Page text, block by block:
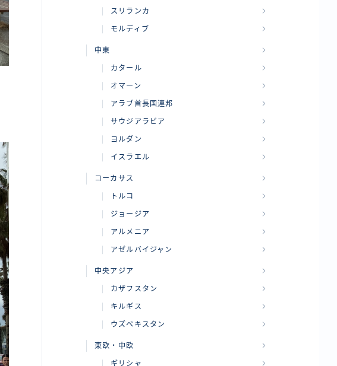
スリランカ
モルディブ
中東
カタール
オマーン
アラブ首長国連邦
サウジアラビア
ヨルダン
イスラエル
コーカサス
トルコ
ジョージア
アルメニア
アゼルバイジャン
中央アジア
カザフスタン
キルギス
ウズベキスタン
東欧・中欧
ギリシャ